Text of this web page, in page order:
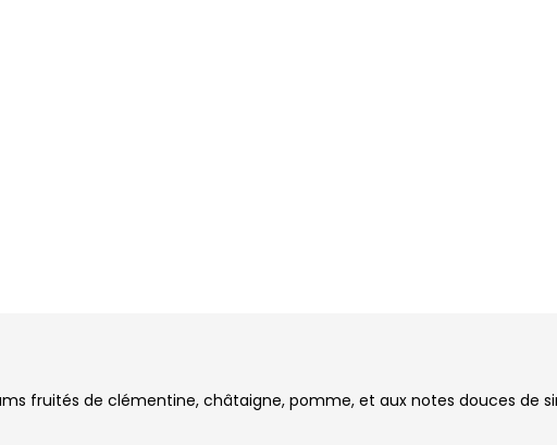
fruités de clémentine, châtaigne, pomme, et aux notes douces de